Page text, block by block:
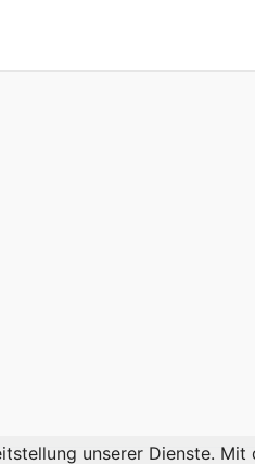
Linux, Word,
unserer Dienste.